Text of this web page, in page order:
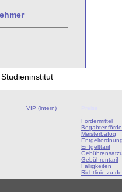
VIP (intern)
Fördermittel
Meisterbafög
Entgelttarif
Gebührentarif
Fälligkeiten
Richtlinie zu